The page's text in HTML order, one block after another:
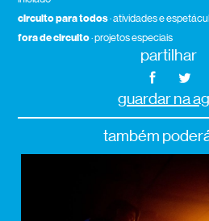
circuito para todos· atividades e
fora de circuito· projetos especiais
partilhar
guardar na
também